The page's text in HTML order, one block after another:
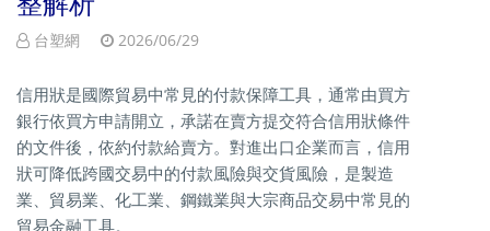
台塑網 2026/06/29
信用狀是國際貿易中常見的付款保障工具，通常由買方
銀行依買方申請開立，承諾在賣方提交符合信用狀條件
的文件後，依約付款給賣方。對進出口企業而言，信用
狀可降低跨國交易中的付款風險與交貨風險，是製造
業、貿易業、化工業、鋼鐵業與大宗商品交易中常見的
貿易金融工具。